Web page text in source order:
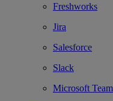
Freshworks
Jira
Salesforce
Slack
Microsoft